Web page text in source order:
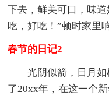
下去，鲜美可口，味
吃，好吃！”顿时家里
春节的日记2
光阴似箭，日月
了20xx年，在这一个